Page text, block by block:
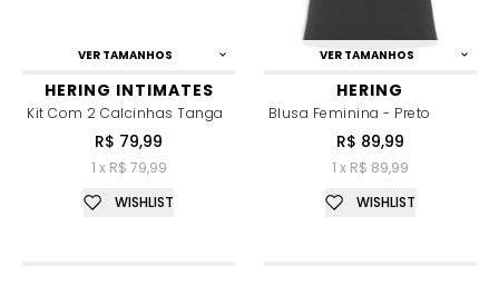
VER TAMANHOS
HERING INTIMATES
Kit Com 2 Calcinhas Tanga
R$ 79,99
1 x R$ 79,99
WISHLIST
VER TAMANHOS
HERING
Blusa Feminina - Preto
R$ 89,99
1 x R$ 89,99
WISHLIST